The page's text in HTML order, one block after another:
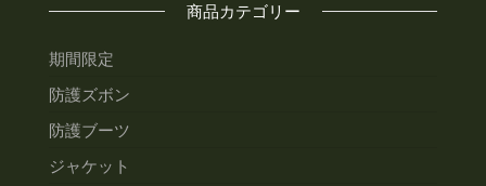
商品カテゴリー
期間限定
防護ズボン
防護ブーツ
ジャケット